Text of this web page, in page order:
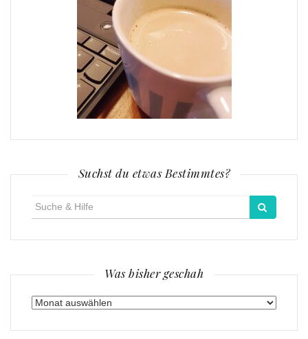
Suchst du etwas Bestimmtes?
Was bisher geschah
Was
geschah